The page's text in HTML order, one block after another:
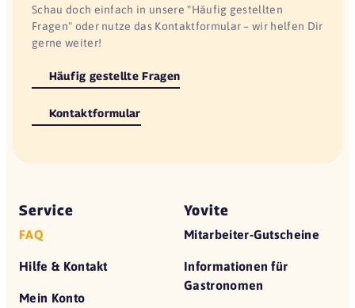
Schau doch einfach in unsere "Häufig gestellten
Fragen" oder nutze das Kontaktformular – wir helfen Dir
gerne weiter!
Häufig gestellte Fragen
Kontaktformular
Service
FAQ
Hilfe & Kontakt
Mein Konto
Yovite
Mitarbeiter-Gutscheine
Informationen für
Gastronomen